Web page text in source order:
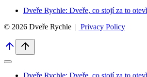
Dveře Rychle: Dveře, co stojí za to
© 2026 Dveře Rychle | Privacy Policy
Dveře Rychle: Dveře, co stojí za to